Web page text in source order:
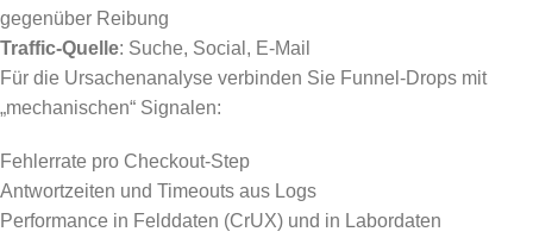
gegenüber Reibung
Traffic-Quelle: Suche, Social, E-Mail
Für die Ursachenanalyse verbinden Sie Funnel-Drops mit
„mechanischen“ Signalen:
Fehlerrate pro Checkout-Step
Antwortzeiten und Timeouts aus Logs
Performance in Felddaten (CrUX) und in Labordaten